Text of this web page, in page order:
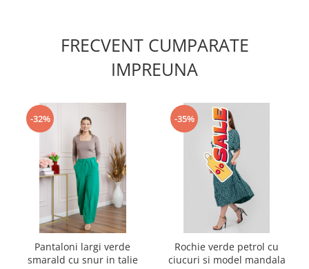
FRECVENT CUMPARATE
IMPREUNA
-32%
Pantaloni largi verde
smarald cu snur in talie
-35%
Rochie verde petrol cu
ciucuri si model mandala